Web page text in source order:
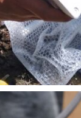
Ciwidey